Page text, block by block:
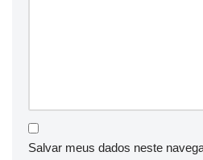
Salvar meus dados neste